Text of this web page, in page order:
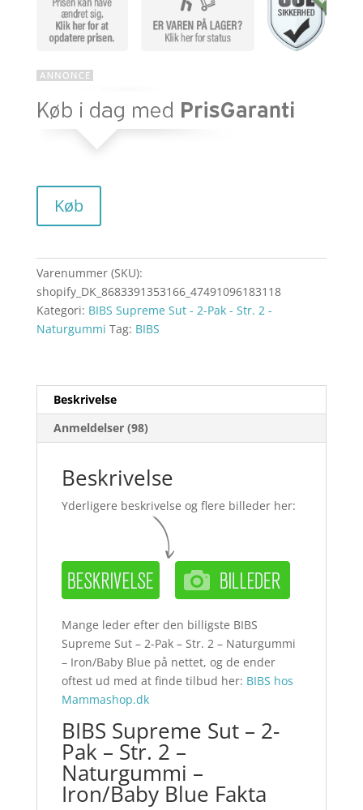
kr. 67,46.
Køb
Varenummer (SKU):
shopify_DK_8683391353166_47491096183118
Kategori: BIBS Supreme Sut - 2-Pak - Str. 2 -
Naturgummi Tag: BIBS
Beskrivelse
Anmeldelser (98)
Beskrivelse
Yderligere beskrivelse og flere billeder her:
Mange leder efter den billigste BIBS
Supreme Sut – 2-Pak – Str. 2 – Naturgummi
– Iron/Baby Blue på nettet, og de ender
oftest ud med at finde tilbud her: BIBS hos
Mammashop.dk
BIBS Supreme Sut – 2-
Pak – Str. 2 –
Naturgummi –
Iron/Baby Blue Fakta